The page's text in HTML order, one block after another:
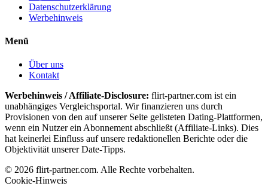
Datenschutzerklärung
Werbehinweis
Menü
Über uns
Kontakt
Werbehinweis / Affiliate-Disclosure: flirt-partner.com ist ein
unabhängiges Vergleichsportal. Wir finanzieren uns durch
Provisionen von den auf unserer Seite gelisteten Dating-Plattformen,
wenn ein Nutzer ein Abonnement abschließt (Affiliate-Links). Dies
hat keinerlei Einfluss auf unsere redaktionellen Berichte oder die
Objektivität unserer Date-Tipps.
© 2026 flirt-partner.com. Alle Rechte vorbehalten.
Cookie-Hinweis